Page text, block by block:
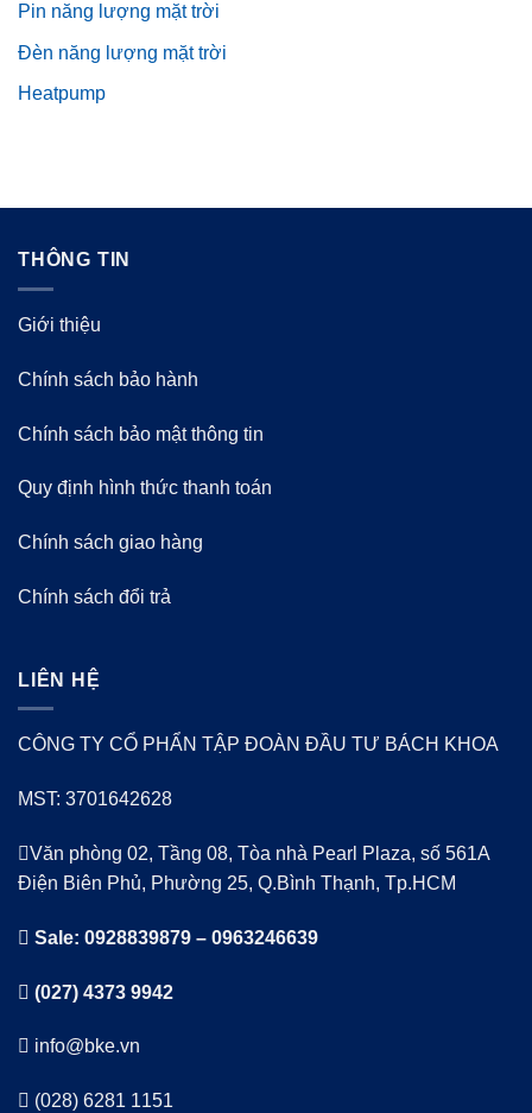
Pin năng lượng mặt trời
Đèn năng lượng mặt trời
Heatpump
THÔNG TIN
Giới thiệu
Chính sách bảo hành
Chính sách bảo mật thông tin
Quy định hình thức thanh toán
Chính sách giao hàng
Chính sách đổi trả
LIÊN HỆ
CÔNG TY CỔ PHẨN TẬP ĐOÀN ĐẦU TƯ BÁCH KHOA
MST: 3701642628
Văn phòng 02, Tầng 08, Tòa nhà Pearl Plaza, số 561A
Điện Biên Phủ, Phường 25, Q.Bình Thạnh, Tp.HCM
Sale: 0928839879 – 0963246639
(027) 4373 9942
info@bke.vn
(028) 6281 1151